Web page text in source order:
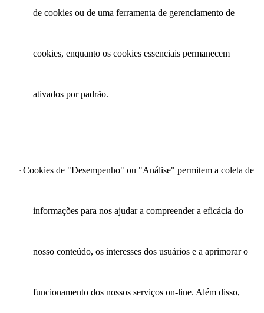
de cookies ou de uma ferramenta de gerenciamento de
cookies, enquanto os cookies essenciais permanecem
ativados por padrão.
· Cookies de "Desempenho" ou "Análise" permitem a coleta de
informações para nos ajudar a compreender a eficácia do
nosso conteúdo, os interesses dos usuários e a aprimorar o
funcionamento dos nossos serviços on-line. Além disso,